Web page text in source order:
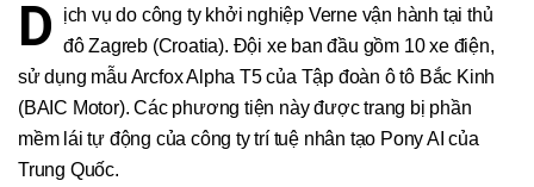
D
ịch vụ do công ty khởi nghiệp Verne vận hành tại thủ
đô Zagreb (Croatia). Đội xe ban đầu gồm 10 xe điện,
sử dụng mẫu Arcfox Alpha T5 của Tập đoàn ô tô Bắc Kinh
(BAIC Motor). Các phương tiện này được trang bị phần
mềm lái tự động của công ty trí tuệ nhân tạo Pony AI của
Trung Quốc.